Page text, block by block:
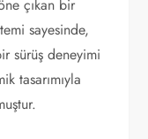
çıkan bir
sayesinde,
sürüş deneyimi
tasarımıyla